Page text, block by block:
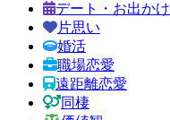
デート・お出かけ
片思い
婚活
職場恋愛
遠距離恋愛
同棲